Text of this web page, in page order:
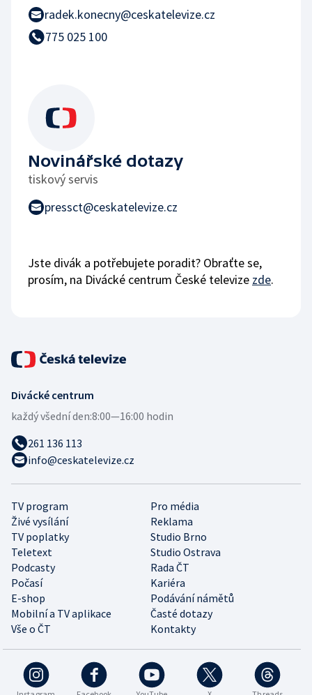
radek.konecny@ceskatelevize.cz
775 025 100
Novinářské dotazy
tiskový servis
pressct@ceskatelevize.cz
Jste divák a potřebujete poradit? Obraťte se,
prosím, na Divácké centrum České televize zde.
Divácké centrum
každý všední den:8:00—16:00 hodin
261 136 113
info@ceskatelevize.cz
TV program
Pro média
Živé vysílání
Reklama
TV poplatky
Studio Brno
Teletext
Studio Ostrava
Podcasty
Rada ČT
Počasí
Kariéra
E-shop
Podávání námětů
Mobilní a TV aplikace
Časté dotazy
Vše o ČT
Kontakty